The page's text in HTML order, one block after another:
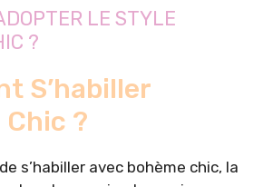
LE STYLE
?
S’habiller
Chic ?
s’habiller avec bohème chic, la